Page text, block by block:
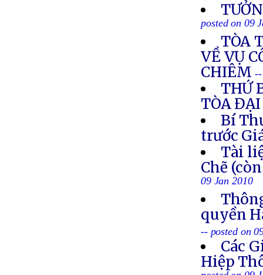
posted on 09
TÒA
VỀ VỤ
CHIÊM
THỨ
TÒA
Bí
trước
Tài
Chẽ
09 Jan 2010
quyền
-- posted on
Các
Hiệp